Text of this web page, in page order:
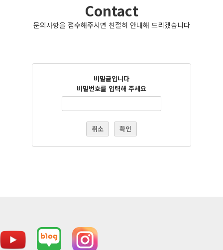
Contact
문의사항을 접수해주시면 친절히 안내해 드리겠습니다
비밀글입니다
비밀번호를 입력해 주세요
취소 확인